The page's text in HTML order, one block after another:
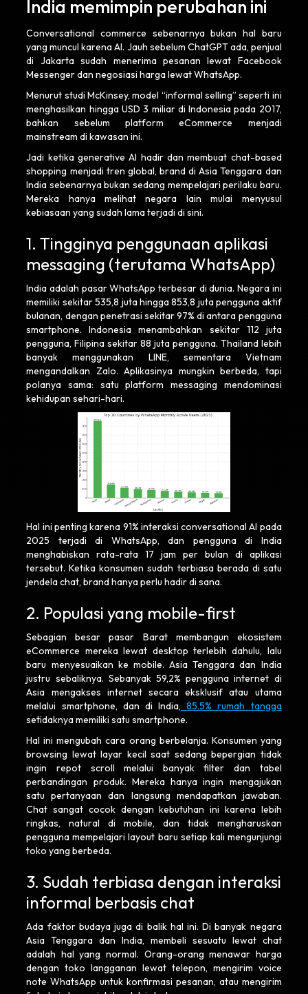
India memimpin perubahan ini
Conversational commerce sebenarnya bukan hal baru
yang muncul karena AI. Jauh sebelum ChatGPT ada, penjual
di Jakarta sudah menerima pesanan lewat Facebook
Messenger dan negosiasi harga lewat WhatsApp.
Menurut studi McKinsey, model “informal selling” seperti ini
menghasilkan hingga USD 3 miliar di Indonesia pada 2017,
bahkan sebelum platform eCommerce menjadi
mainstream di kawasan ini.
Jadi ketika generative AI hadir dan membuat chat-based
shopping menjadi tren global, brand di Asia Tenggara dan
India sebenarnya bukan sedang mempelajari perilaku baru.
Mereka hanya melihat negara lain mulai menyusul
kebiasaan yang sudah lama terjadi di sini.
1. Tingginya penggunaan aplikasi
messaging (terutama WhatsApp)
India adalah pasar WhatsApp terbesar di dunia. Negara ini
memiliki sekitar 535,8 juta hingga 853,8 juta pengguna aktif
bulanan, dengan penetrasi sekitar 97% di antara pengguna
smartphone. Indonesia menambahkan sekitar 112 juta
pengguna, Filipina sekitar 88 juta pengguna. Thailand lebih
banyak menggunakan LINE, sementara Vietnam
mengandalkan Zalo. Aplikasinya mungkin berbeda, tapi
polanya sama: satu platform messaging mendominasi
kehidupan sehari-hari.
Hal ini penting karena 91% interaksi conversational AI pada
2025 terjadi di WhatsApp, dan pengguna di India
menghabiskan rata-rata 17 jam per bulan di aplikasi
tersebut. Ketika konsumen sudah terbiasa berada di satu
jendela chat, brand hanya perlu hadir di sana.
2. Populasi yang mobile-first
Sebagian besar pasar Barat membangun ekosistem
eCommerce mereka lewat desktop terlebih dahulu, lalu
baru menyesuaikan ke mobile. Asia Tenggara dan India
justru sebaliknya. Sebanyak 59,2% pengguna internet di
Asia mengakses internet secara eksklusif atau utama
melalui smartphone, dan di India, 85.5% rumah tangga
setidaknya memiliki satu smartphone.
Hal ini mengubah cara orang berbelanja. Konsumen yang
browsing lewat layar kecil saat sedang bepergian tidak
ingin repot scroll melalui banyak filter dan tabel
perbandingan produk. Mereka hanya ingin mengajukan
satu pertanyaan dan langsung mendapatkan jawaban.
Chat sangat cocok dengan kebutuhan ini karena lebih
ringkas, natural di mobile, dan tidak mengharuskan
pengguna mempelajari layout baru setiap kali mengunjungi
toko yang berbeda.
3. Sudah terbiasa dengan interaksi
informal berbasis chat
Ada faktor budaya juga di balik hal ini. Di banyak negara
Asia Tenggara dan India, membeli sesuatu lewat chat
adalah hal yang normal. Orang-orang menawar harga
dengan toko langganan lewat telepon, mengirim voice
note WhatsApp untuk konfirmasi pesanan, atau mengirim